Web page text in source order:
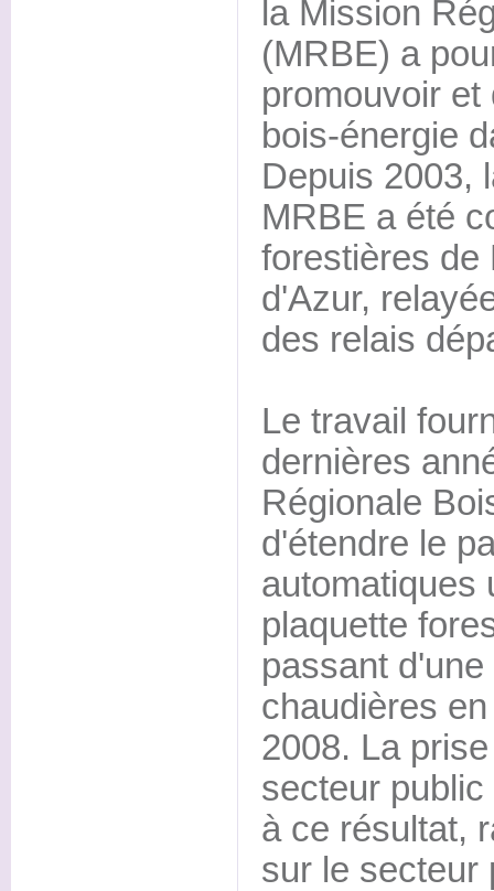
la Mission
(MRBE) a
promouvoir et
bois-énergie
Depuis 2003,
MRBE a été
forestières de
d'Azur,
des relais
Le travail
dernières
Régionale
d'étendre le
automatiques
plaquette
passant
chaudières
2008. La
secteur
à ce résultat,
sur le secteur